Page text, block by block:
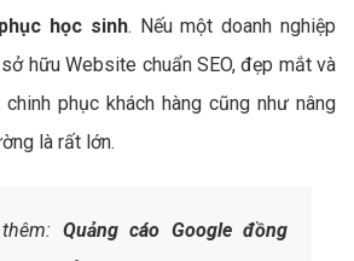
học sinh. Nếu một doanh nghiệp
hữu Website chuẩn SEO, đẹp mắt và
phục khách hàng cũng như nâng
là rất lớn.
Quảng cáo Google đồng